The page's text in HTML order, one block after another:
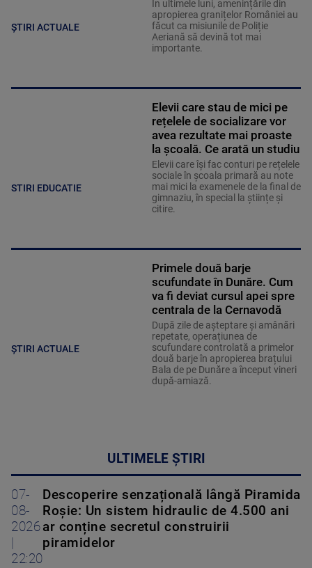
ȘTIRI ACTUALE
În ultimele luni, amenințările din
apropierea granițelor României au
făcut ca misiunile de Poliție
Aeriană să devină tot mai
importante.
STIRI EDUCATIE
Elevii care stau de mici pe
rețelele de socializare vor
avea rezultate mai proaste
la școală. Ce arată un studiu
Elevii care îşi fac conturi pe rețelele
sociale în școala primară au note
mai mici la examenele de la final de
gimnaziu, în special la științe și
citire.
ȘTIRI ACTUALE
Primele două barje
scufundate în Dunăre. Cum
va fi deviat cursul apei spre
centrala de la Cernavodă
După zile de așteptare și amânări
repetate, operațiunea de
scufundare controlată a primelor
două barje în apropierea brațului
Bala de pe Dunăre a început vineri
după-amiază.
ULTIMELE ȘTIRI
07-
08-
2026
22:20
Descoperire senzațională lângă Piramida
Roșie: Un sistem hidraulic de 4.500 ani
ar conține secretul construirii
piramidelor